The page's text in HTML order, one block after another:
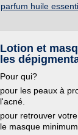
parfum huile
Lotion et
les
Pour qui?
pour les peaux à
l'acné.
pour retrouver
le masque